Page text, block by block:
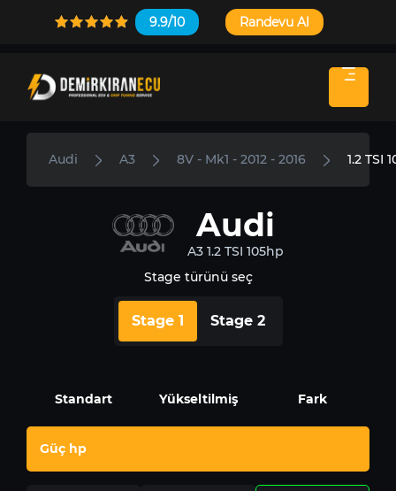
9.9/10 Randevu Al
Audi A3 8V - Mk1 - 2012 - 2016 1.2 TSI
Audi
A3 1.2 TSI 105hp
Stage türünü seç
Stage 1 Stage 2
Standart Yükseltilmiş Fark
Güç hp